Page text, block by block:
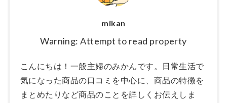
mikan
Warning: Attempt to read property
こんにちは！一般主婦のみかんです。日常生活で
気になった商品の口コミを中心に、商品の特徴を
まとめたりなど商品のことを詳しくお伝えしま